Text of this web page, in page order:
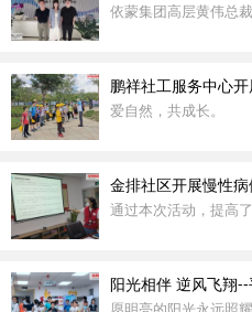
依蒙集团高层黄伟总
鹏祥社工服务中心
爱自然，共成长。
金排社区开展慢性
通过本次活动，提高